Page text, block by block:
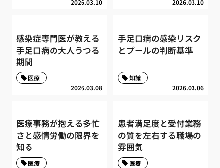
2026.03.10 2026.03.10
感染症専門医が教える
手足口病の大人うつる
期間
2026.03.08
医療
手足口病の感染リスク
とプールの判断基準
2026.03.06
知識
医療事務が抱える多忙
さと感情労働の限界を
知る
医療
患者満足度と受付業務
の質を左右する職場の
雰囲気
医療